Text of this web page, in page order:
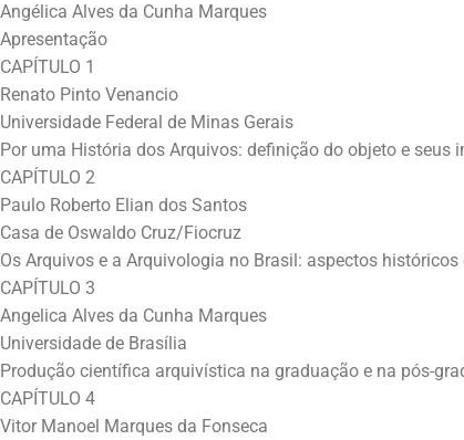
Angélica Alves da Cunha Marques
Apresentação
CAPÍTULO 1
Renato Pinto Venancio
Universidade Federal de Minas Gerais
Por uma História dos Arquivos: definição do objeto e seus
CAPÍTULO 2
Paulo Roberto Elian dos Santos
Casa de Oswaldo Cruz/Fiocruz
Os Arquivos e a Arquivologia no Brasil: aspectos
CAPÍTULO 3
Angelica Alves da Cunha Marques
Universidade de Brasília
Produção científica arquivística na graduação e na pós-
CAPÍTULO 4
Vitor Manoel Marques da Fonseca